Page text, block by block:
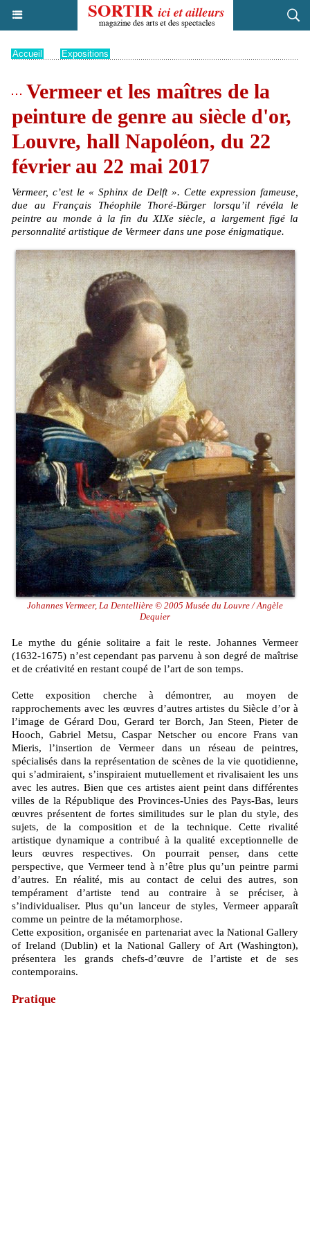
Accueil Expositions
Vermeer et les maîtres de la
peinture de genre au siècle d'or,
Louvre, hall Napoléon, du 22
février au 22 mai 2017
Vermeer, c’est le « Sphinx de Delft ». Cette expression fameuse,
due au Français Théophile Thoré-Bürger lorsqu’il révéla le
peintre au monde à la fin du XIXe siècle, a largement figé la
personnalité artistique de Vermeer dans une pose énigmatique.
Johannes Vermeer, La Dentellière © 2005 Musée du Louvre / Angèle
Dequier
Le mythe du génie solitaire a fait le reste. Johannes Vermeer
(1632-1675) n’est cependant pas parvenu à son degré de maîtrise
et de créativité en restant coupé de l’art de son temps.
Cette exposition cherche à démontrer, au moyen de
rapprochements avec les œuvres d’autres artistes du Siècle d’or à
l’image de Gérard Dou, Gerard ter Borch, Jan Steen, Pieter de
Hooch, Gabriel Metsu, Caspar Netscher ou encore Frans van
Mieris, l’insertion de Vermeer dans un réseau de peintres,
spécialisés dans la représentation de scènes de la vie quotidienne,
qui s’admiraient, s’inspiraient mutuellement et rivalisaient les uns
avec les autres. Bien que ces artistes aient peint dans différentes
villes de la République des Provinces-Unies des Pays-Bas, leurs
œuvres présentent de fortes similitudes sur le plan du style, des
sujets, de la composition et de la technique. Cette rivalité
artistique dynamique a contribué à la qualité exceptionnelle de
leurs œuvres respectives. On pourrait penser, dans cette
perspective, que Vermeer tend à n’être plus qu’un peintre parmi
d’autres. En réalité, mis au contact de celui des autres, son
tempérament d’artiste tend au contraire à se préciser, à
s’individualiser. Plus qu’un lanceur de styles, Vermeer apparaît
comme un peintre de la métamorphose.
Cette exposition, organisée en partenariat avec la National Gallery
of Ireland (Dublin) et la National Gallery of Art (Washington),
présentera les grands chefs-d’œuvre de l’artiste et de ses
contemporains.
Pratique